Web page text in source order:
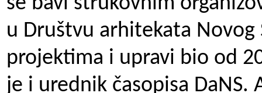
u Društvu arhitekata Novog
projektima i upravi bio od
je i urednik časopisa DaNS.